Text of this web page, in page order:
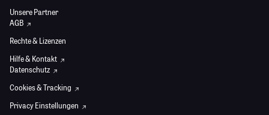
Unsere Partner
AGB
Rechte & Lizenzen
Hilfe & Kontakt
Datenschutz
Cookies & Tracking
Privacy Einstellungen